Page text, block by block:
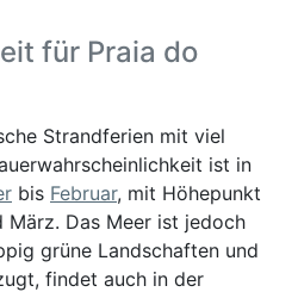
für Praia do
Strandferien mit viel
ist in
bis Februar, mit Höhepunkt
März. Das Meer ist jedoch
grüne Landschaften und
findet auch in der